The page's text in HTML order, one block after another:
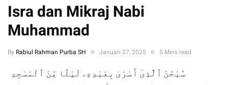
Isra dan Mikraj Nabi
Muhammad
By Rabiul Rahman Purba SH Januari 27, 2025 5 Mins read